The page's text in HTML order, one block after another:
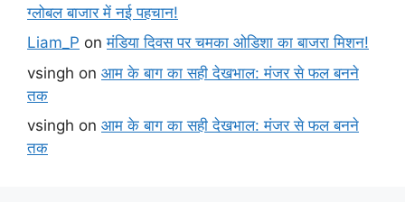
ग्लोबल बाजार में नई पहचान!
Liam_P onमंडिया दिवस पर चमका ओडिशा का बाजरा मिशन!
vsingh on आम के बाग का सही देखभाल: मंजर से फल बनने
तक
vsingh on आम के बाग का सही देखभाल: मंजर से फल बनने
तक